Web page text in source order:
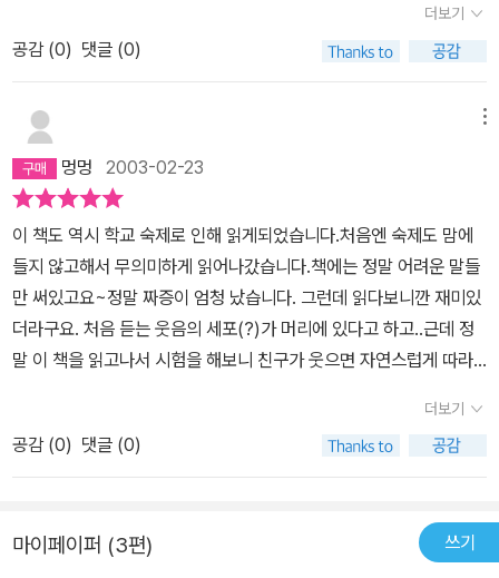
력이 일고, 여러가지 성과를 내보이고 있다.정재승의 과학 콘서트 또
한 그런 맥락이며, 과학도 결국인간이 하는 것이라는 관점을 많은 사
람들에게 재인식 시키는 큰 공을 세우고 있다고 판단된다. 앞으로 더
욱 이러한 시도와 접근을 확대시켜 나가는 연구와 그 결과물이 많이
수준을 고려 다양한 접근이 필요하다고 본다.초등학교 부터 성인까지
를, 과학과 인연을 크게 가지지 않았던 사람을 포함 어느정도의 지식
이 있는 사람이 모두 함께 같은 이해를 하도록 하겠다는 것은 욕심이
겠고, 그 깊이와 폭을 조절하며 다양한 접근도 해봄직하다는 생각이
들어 몇자 적어본다.
더보기
공감 (0) 댓글 (0)
멍멍 2003-02-23
이 책도 역시 학교 숙제로 인해 읽게되었습니다.처음엔 숙제도 맘에
들지 않고해서 무의미하게 읽어나갔습니다.책에는 정말 어려운 말들
만 써있고요~정말 짜증이 엄청 났습니다. 그런데 읽다보니깐 재미있
더라구요. 처음 듣는 웃음의 세포(?)가 머리에 있다고 하고..근데 정
말 이 책을 읽고나서 시험을 해보니 친구가 웃으면 자연스럽게 따라
했구요.. 정말 백화점 실망이에요~서민들의 심리를 이렇게 이용하다
니 말이에요~ 이 책표지에 처소년 뭐라고 써있던데.. 정말 유용한 책
같습니다.저희들이 알아둬야 할 것들두 많구요..정말 많은 도움이 되
더보기
공감 (0) 댓글 (0)
마이페이퍼 (3편) 쓰기